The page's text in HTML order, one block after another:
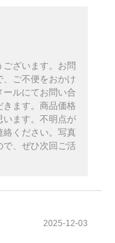
ございます。お問
、ご不便をおかけ
ールにてお問い合
きます。商品価格
います。不明点が
絡ください。写真
で、ぜひ次回ご活
2025-12-03